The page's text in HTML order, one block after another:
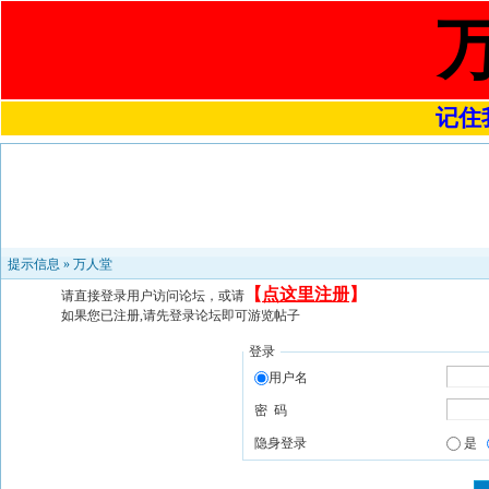
记住
提示信息 » 万人堂
请直接登录用户访问论坛，或请 【 点这里注册】
如果您已注册,请先登录论坛即可游览帖子
登录
用户名
密 码
隐身登录 是